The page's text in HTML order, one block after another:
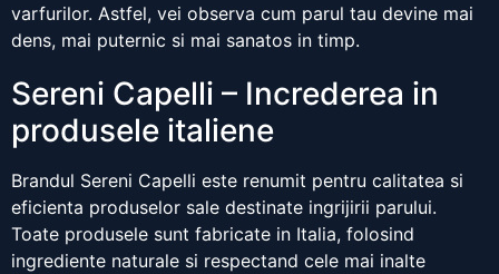
varfurilor. Astfel, vei observa cum parul tau devine mai
dens, mai puternic si mai sanatos in timp.
Sereni Capelli – Increderea in
produsele italiene
Brandul Sereni Capelli este renumit pentru calitatea si
eficienta produselor sale destinate ingrijirii parului.
Toate produsele sunt fabricate in Italia, folosind
ingrediente naturale si respectand cele mai inalte